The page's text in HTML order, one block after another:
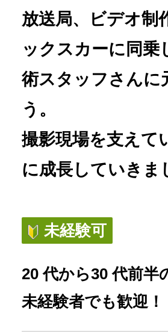
放送局、ビデオ制
ックスカーに同乗
術スタッフさんに
う。
撮影現場を支えて
に成長していきま
未経験可
20 代から30 代前
未経験者でも歓迎！